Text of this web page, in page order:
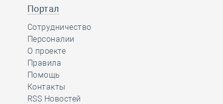
Портал
Сотрудничество
Персоналии
О проекте
Правила
Помощь
Контакты
RSS Новостей